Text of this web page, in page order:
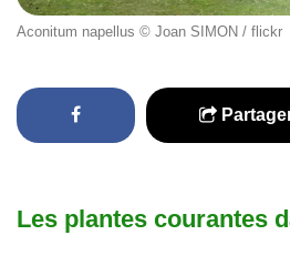
Aconitum napellus © Joan SIMON / flickr
Les plantes courantes